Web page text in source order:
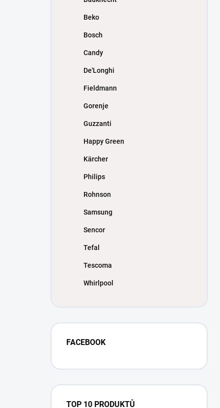
Beko
Bosch
Candy
De'Longhi
Fieldmann
Gorenje
Guzzanti
Happy Green
Kärcher
Philips
Rohnson
Samsung
Sencor
Tefal
Tescoma
Whirlpool
FACEBOOK
TOP 10 PRODUKTŮ